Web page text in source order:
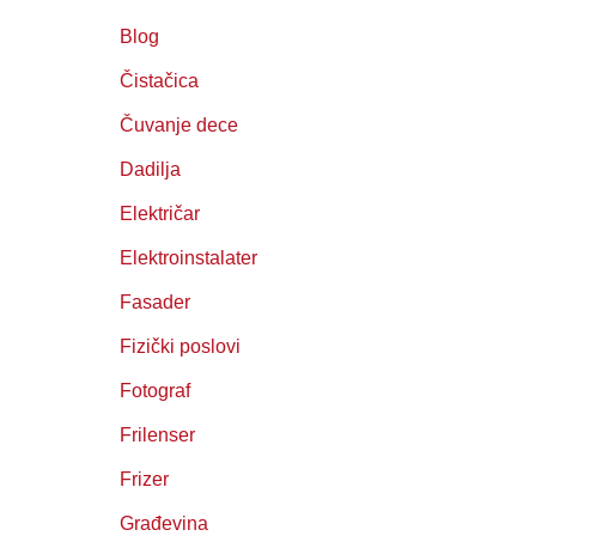
Blog
Čistačica
Čuvanje dece
Dadilja
Električar
Elektroinstalater
Fasader
Fizički poslovi
Fotograf
Frilenser
Frizer
Građevina